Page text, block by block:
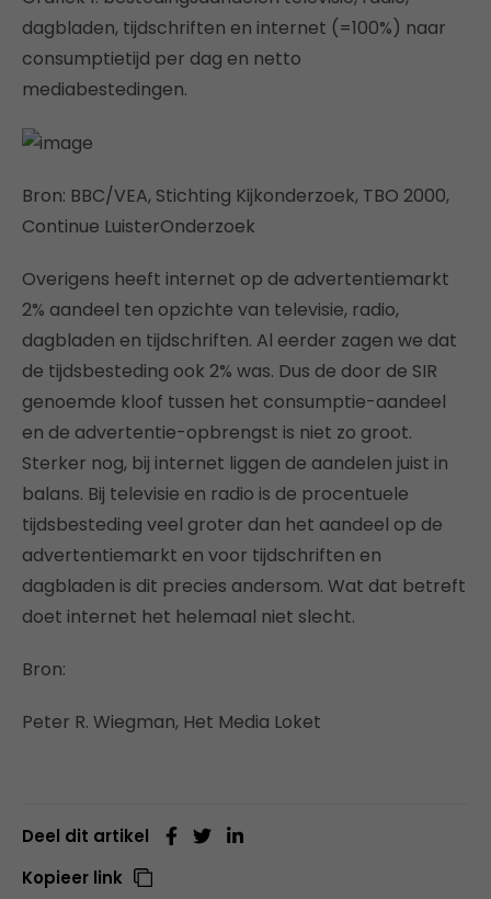
dagbladen, tijdschriften en internet (=100%) naar
consumptietijd per dag en netto
mediabestedingen.
Bron: BBC/VEA, Stichting Kijkonderzoek, TBO 2000,
Continue LuisterOnderzoek
Overigens heeft internet op de advertentiemarkt
2% aandeel ten opzichte van televisie, radio,
dagbladen en tijdschriften. Al eerder zagen we dat
de tijdsbesteding ook 2% was. Dus de door de SIR
genoemde kloof tussen het consumptie-aandeel
en de advertentie-opbrengst is niet zo groot.
Sterker nog, bij internet liggen de aandelen juist in
balans. Bij televisie en radio is de procentuele
tijdsbesteding veel groter dan het aandeel op de
advertentiemarkt en voor tijdschriften en
dagbladen is dit precies andersom. Wat dat betreft
doet internet het helemaal niet slecht.
Bron:
Peter R. Wiegman, Het Media Loket
Deel dit artikel
Kopieer link